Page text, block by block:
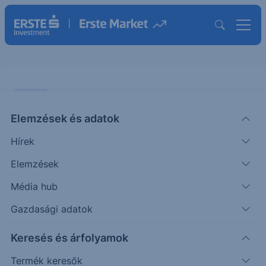
Elemzések és adatok
Hírek
Elemzések
Média hub
Gazdasági adatok
Keresés és árfolyamok
Termék keresők
emelkedett a BUX index értéke, így időszerűvé
vált mostanra a korrekció. Az RSI index...